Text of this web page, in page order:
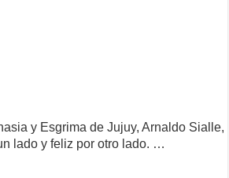
y Esgrima de Jujuy, Arnaldo Sialle,
lado y feliz por otro lado. …